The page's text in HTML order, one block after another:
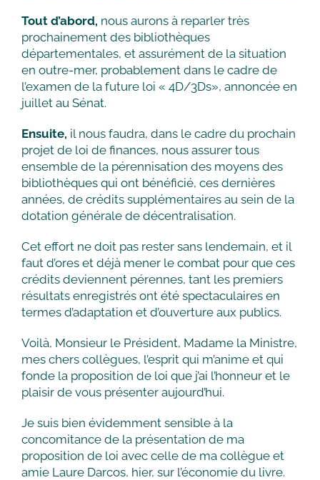
Tout d’abord, nous aurons à reparler très
prochainement des bibliothèques
départementales, et assurément de la situation
en outre-mer, probablement dans le cadre de
l’examen de la future loi « 4D/3Ds», annoncée en
juillet au Sénat.
Ensuite, il nous faudra, dans le cadre du prochain
projet de loi de finances, nous assurer tous
ensemble de la pérennisation des moyens des
bibliothèques qui ont bénéficié, ces dernières
années, de crédits supplémentaires au sein de la
dotation générale de décentralisation.
Cet effort ne doit pas rester sans lendemain, et il
faut d’ores et déjà mener le combat pour que ces
crédits deviennent pérennes, tant les premiers
résultats enregistrés ont été spectaculaires en
termes d’adaptation et d’ouverture aux publics.
Voilà, Monsieur le Président, Madame la Ministre,
mes chers collègues, l’esprit qui m’anime et qui
fonde la proposition de loi que j’ai l’honneur et le
plaisir de vous présenter aujourd’hui.
Je suis bien évidemment sensible à la
concomitance de la présentation de ma
proposition de loi avec celle de ma collègue et
amie Laure Darcos, hier, sur l’économie du livre.